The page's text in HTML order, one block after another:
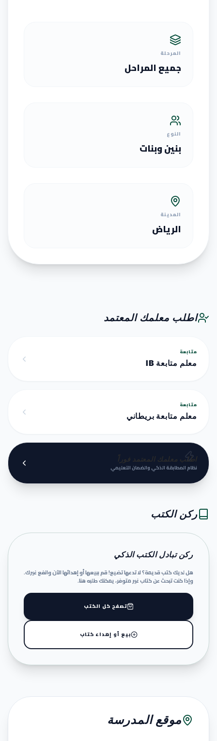
المرحلة
جميع المراحل
النوع
بنين وبنات
المدينة
الرياض
اطلب معلمك المعتمد
متابعة
معلم متابعة IB
متابعة
معلم متابعة بريطاني
اطلب معلمك المعتمد فوراً
نظام المطابقة الذكي والضمان التعليمي
ركن الكتب
ركن تبادل الكتب الذكي
هل لديك كتب قديمة؟ لا تدعها تضيع! قم ببيعها أو إهدائها الآن وانفع غيرك.
وإذا كنت تبحث عن كتاب غير متوفر، يمكنك طلبه هنا.
تصفح كل الكتب
بيع أو إهداء كتاب
موقع المدرسة